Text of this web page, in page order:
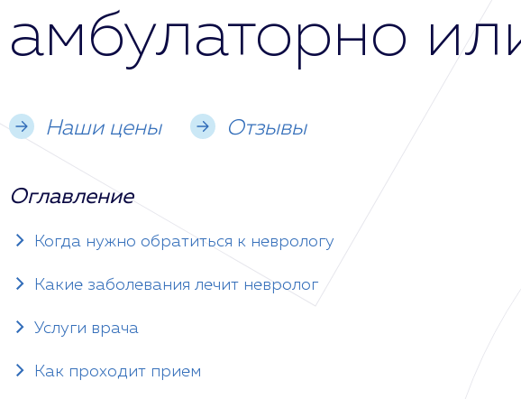
амбулаторно
Наши цены Отзывы
Оглавление
Когда нужно обратиться к неврологу
Какие заболевания лечит невролог
Услуги врача
Как проходит прием